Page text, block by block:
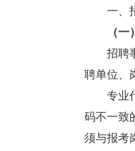
一、招
（
招聘事
聘单位、
专业代
码不一致
须与报考